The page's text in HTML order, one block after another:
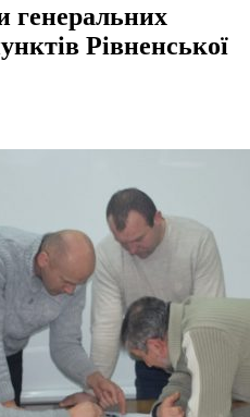
генеральних
Рівненської